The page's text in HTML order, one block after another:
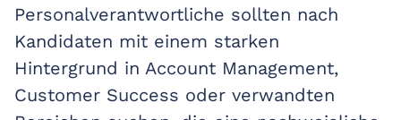
Personalverantwortliche sollten nach
Kandidaten mit einem starken
Hintergrund in Account Management,
Customer Success oder verwandten